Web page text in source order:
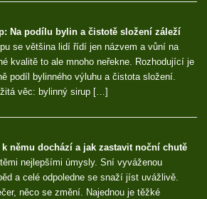
Na podílu bylin a čistotě složení záleží
se většina lidí řídí jen názvem a vůní na
kvalitě to ale mnoho neřekne. Rozhodující je
podíl bylinného výluhu a čistota složení.
věc: bylinný sirup […]
němu dochází a jak zastavit noční chutě
nejlepšími úmysly. Sní vyváženou
a celé odpoledne se snaží jíst uvážlivě.
něco se změní. Najednou je těžké